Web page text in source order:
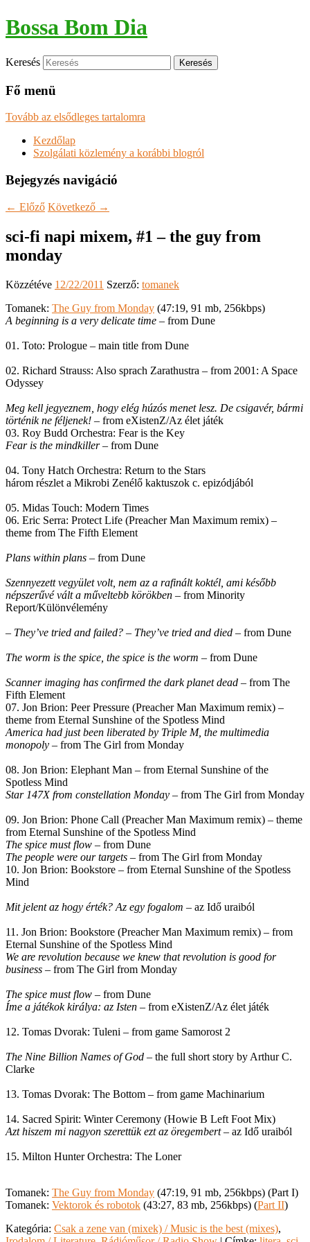
Bossa Bom Dia
Keresés
Fő menü
Tovább az elsődleges tartalomra
Kezdőlap
Szolgálati közlemény a korábbi blogról
Bejegyzés navigáció
← Előző Következő →
sci-fi napi mixem, #1 – the guy from
monday
Közzétéve 12/22/2011 Szerző: tomanek
Tomanek: The Guy from Monday (47:19, 91 mb, 256kbps)
A beginning is a very delicate time – from Dune
01. Toto: Prologue – main title from Dune
02. Richard Strauss: Also sprach Zarathustra – from 2001: A Space
Odyssey
Meg kell jegyeznem, hogy elég húzós menet lesz. De csigavér, bármi
történik ne féljenek! – from eXistenZ/Az élet játék
03. Roy Budd Orchestra: Fear is the Key
Fear is the mindkiller– from Dune
04. Tony Hatch Orchestra: Return to the Stars
három részlet a Mikrobi Zenélő kaktuszok c. epizódjából
05. Midas Touch: Modern Times
06. Eric Serra: Protect Life (Preacher Man Maximum remix) –
theme from The Fifth Element
Plans within plans – from Dune
Szennyezett vegyület volt, nem az a rafinált koktél, ami később
népszerűvé vált a műveltebb körökben – from Minority
Report/Különvélemény
– They’ve tried and failed? – They’ve tried and died – from Dune
The worm is the spice, the spice is the worm – from Dune
Scanner imaging has confirmed the dark planet dead – from The
Fifth Element
07. Jon Brion: Peer Pressure (Preacher Man Maximum remix) –
theme from Eternal Sunshine of the Spotless Mind
America had just been liberated by Triple M, the multimedia
monopoly – from The Girl from Monday
08. Jon Brion: Elephant Man – from Eternal Sunshine of the
Spotless Mind
Star 147X from constellation Monday – from The Girl from Monday
09. Jon Brion: Phone Call (Preacher Man Maximum remix) – theme
from Eternal Sunshine of the Spotless Mind
The spice must flow – from Dune
The people were our targets – from The Girl from Monday
10. Jon Brion: Bookstore – from Eternal Sunshine of the Spotless
Mind
Mit jelent az hogy érték? Az egy fogalom – az Idő uraiból
11. Jon Brion: Bookstore (Preacher Man Maximum remix) – from
Eternal Sunshine of the Spotless Mind
We are revolution because we knew that revolution is good for
business – from The Girl from Monday
The spice must flow – from Dune
Íme a játékok királya: az Isten – from eXistenZ/Az élet játék
12. Tomas Dvorak: Tuleni – from game Samorost 2
The Nine Billion Names of God – the full short story by Arthur C.
Clarke
13. Tomas Dvorak: The Bottom – from game Machinarium
14. Sacred Spirit: Winter Ceremony (Howie B Left Foot Mix)
Azt hiszem mi nagyon szerettük ezt az öregembert– az Idő uraiból
15. Milton Hunter Orchestra: The Loner
Tomanek: The Guy from Monday (47:19, 91 mb, 256kbps) (Part I)
Tomanek: Vektorok és robotok (43:27, 83 mb, 256kbps) (Part II)
Kategória: Csak a zene van (mixek) / Music is the best (mixes),